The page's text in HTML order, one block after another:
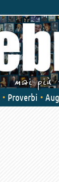
Proverbi